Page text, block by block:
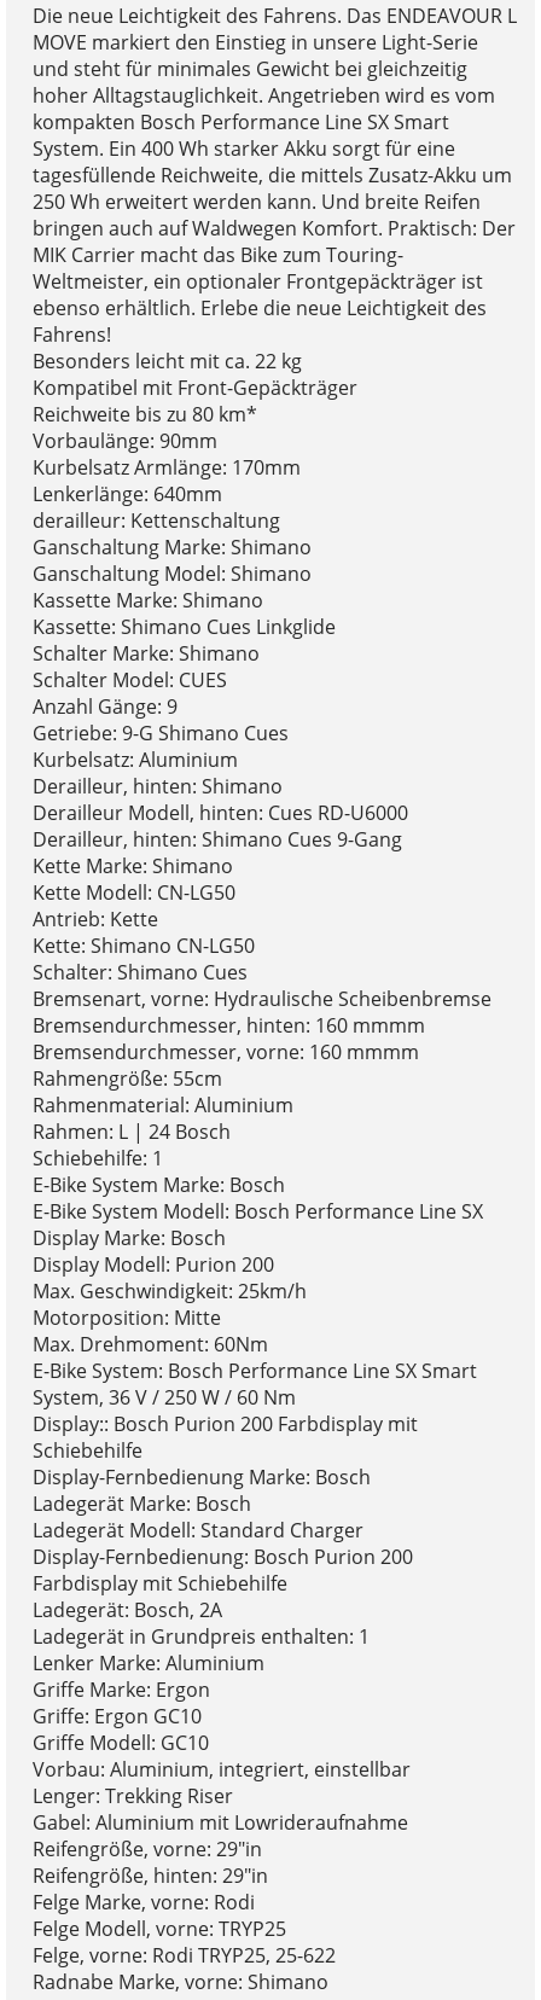
Die neue Leichtigkeit des Fahrens. Das ENDEAVOUR L
MOVE markiert den Einstieg in unsere Light-Serie
und steht für minimales Gewicht bei gleichzeitig
hoher Alltagstauglichkeit. Angetrieben wird es vom
kompakten Bosch Performance Line SX Smart
System. Ein 400 Wh starker Akku sorgt für eine
tagesfüllende Reichweite, die mittels Zusatz-Akku um
250 Wh erweitert werden kann. Und breite Reifen
bringen auch auf Waldwegen Komfort. Praktisch: Der
MIK Carrier macht das Bike zum Touring-
Weltmeister, ein optionaler Frontgepäckträger ist
ebenso erhältlich. Erlebe die neue Leichtigkeit des
Fahrens!
Besonders leicht mit ca. 22 kg
Kompatibel mit Front-Gepäckträger
Reichweite bis zu 80 km*
Vorbaulänge: 90mm
Kurbelsatz Armlänge: 170mm
Lenkerlänge: 640mm
derailleur: Kettenschaltung
Ganschaltung Marke: Shimano
Ganschaltung Model: Shimano
Kassette Marke: Shimano
Kassette: Shimano Cues Linkglide
Schalter Marke: Shimano
Schalter Model: CUES
Anzahl Gänge: 9
Getriebe: 9-G Shimano Cues
Kurbelsatz: Aluminium
Derailleur, hinten: Shimano
Derailleur Modell, hinten: Cues RD-U6000
Derailleur, hinten: Shimano Cues 9-Gang
Kette Marke: Shimano
Kette Modell: CN-LG50
Antrieb: Kette
Kette: Shimano CN-LG50
Schalter: Shimano Cues
Bremsenart, vorne: Hydraulische Scheibenbremse
Bremsendurchmesser, hinten: 160 mmmm
Bremsendurchmesser, vorne: 160 mmmm
Rahmengröße: 55cm
Rahmenmaterial: Aluminium
Rahmen: L | 24 Bosch
Schiebehilfe: 1
E-Bike System Marke: Bosch
E-Bike System Modell: Bosch Performance Line SX
Display Marke: Bosch
Display Modell: Purion 200
Max. Geschwindigkeit: 25km/h
Motorposition: Mitte
Max. Drehmoment: 60Nm
E-Bike System: Bosch Performance Line SX Smart
System, 36 V / 250 W / 60 Nm
Display:: Bosch Purion 200 Farbdisplay mit
Schiebehilfe
Display-Fernbedienung Marke: Bosch
Ladegerät Marke: Bosch
Ladegerät Modell: Standard Charger
Display-Fernbedienung: Bosch Purion 200
Farbdisplay mit Schiebehilfe
Ladegerät: Bosch, 2A
Ladegerät in Grundpreis enthalten: 1
Lenker Marke: Aluminium
Griffe Marke: Ergon
Griffe: Ergon GC10
Griffe Modell: GC10
Vorbau: Aluminium, integriert, einstellbar
Lenger: Trekking Riser
Gabel: Aluminium mit Lowrideraufnahme
Reifengröße, vorne: 29"in
Reifengröße, hinten: 29"in
Felge Marke, vorne: Rodi
Felge Modell, vorne: TRYP25
Felge, vorne: Rodi TRYP25, 25-622
Radnabe Marke, vorne: Shimano